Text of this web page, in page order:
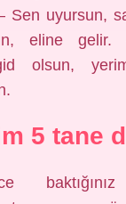
Sen uyursun,
eline gelir.
olsun,
5 tane